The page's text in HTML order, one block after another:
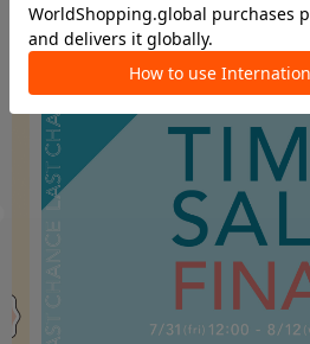
PICK UP